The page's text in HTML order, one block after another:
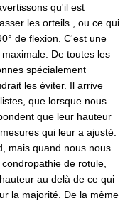
qu'il est
les orteils , ou ce qui
de flexion. C'est une
De toutes les
spécialement
les éviter. Il arrive
que lorsque nous
que leur hauteur
qui leur a ajusté.
mais quand nous nous
de rotule,
au delà de ce qui
la majorité. De la même